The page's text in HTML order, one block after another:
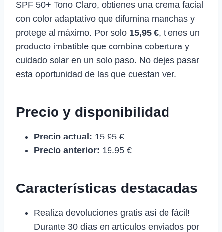
SPF 50+ Tono Claro, obtienes una crema facial
con color adaptativo que difumina manchas y
protege al máximo. Por solo 15,95 €, tienes un
producto imbatible que combina cobertura y
cuidado solar en un solo paso. No dejes pasar
esta oportunidad de las que cuestan ver.
Precio y disponibilidad
Precio actual: 15.95 €
Precio anterior: 19.95 €
Características destacadas
Realiza devoluciones gratis así de fácil!
Durante 30 días en artículos enviados por